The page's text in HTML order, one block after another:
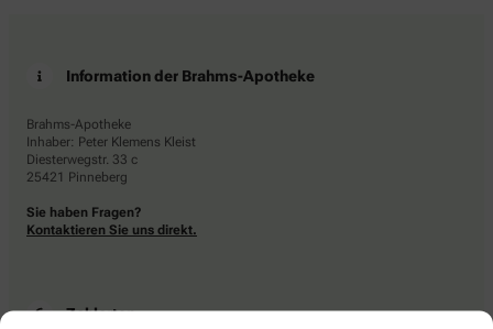
Information der Brahms-Apotheke
Brahms-Apotheke
Inhaber: Peter Klemens Kleist
Diesterwegstr. 33 c
25421 Pinneberg
Sie haben Fragen?
Kontaktieren Sie uns direkt.
Zahlarten